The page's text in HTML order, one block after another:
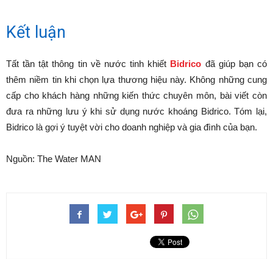
Kết luận
Tất tần tật thông tin về nước tinh khiết Bidrico đã giúp bạn có
thêm niềm tin khi chọn lựa thương hiệu này. Không những cung
cấp cho khách hàng những kiến thức chuyên môn, bài viết còn
đưa ra những lưu ý khi sử dụng nước khoáng Bidrico. Tóm lại,
Bidrico là gợi ý tuyệt vời cho doanh nghiệp và gia đình của bạn.
Nguồn: The Water MAN